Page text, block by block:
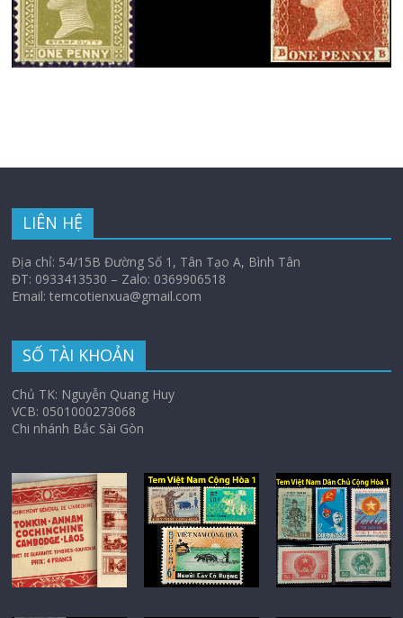
LIÊN HỆ
Địa chỉ: 54/15B Đường Số 1, Tân Tạo A, Bình Tân
ĐT: 0933413530 – Zalo: 0369906518
Email: temcotienxua@gmail.com
SỐ TÀI KHOẢN
Chủ TK: Nguyễn Quang Huy
VCB: 0501000273068
Chi nhánh Bắc Sài Gòn